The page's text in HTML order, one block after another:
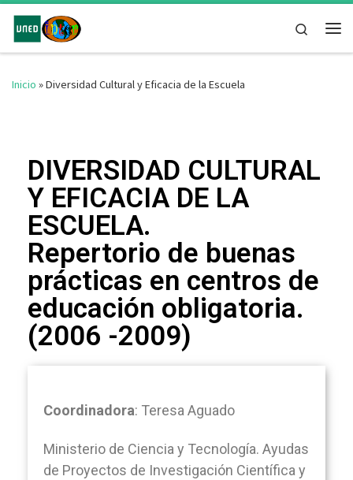
Saltar al contenido Search
Inicio »Diversidad Cultural y Eficacia de la Escuela
DIVERSIDAD CULTURAL
Y EFICACIA DE LA
ESCUELA.
Repertorio de buenas
prácticas en centros de
educación obligatoria.
(2006 -2009)
Coordinadora: Teresa Aguado
Ministerio de Ciencia y Tecnología. Ayudas
de Proyectos de Investigación Científica y